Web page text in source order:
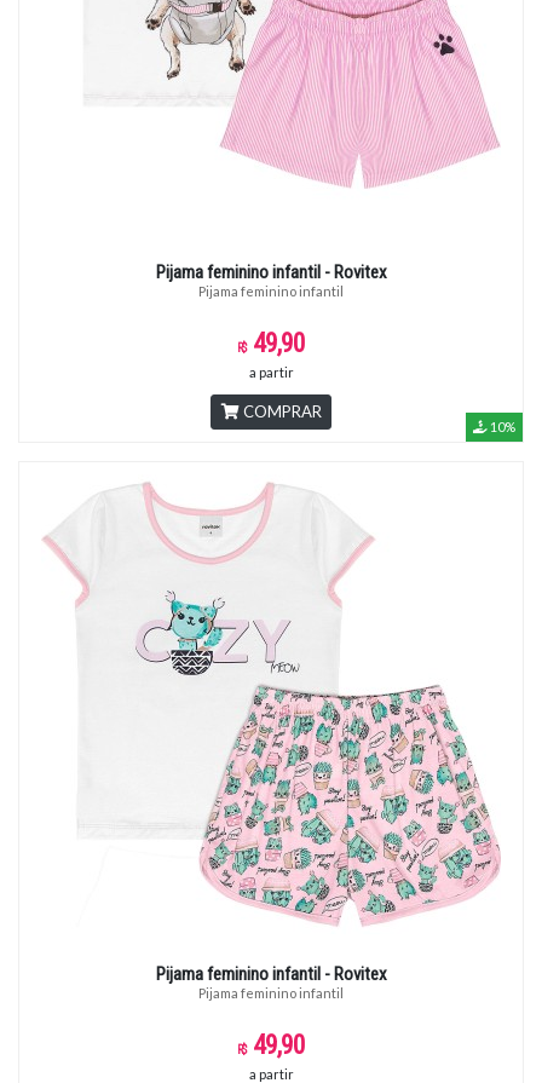
Pijama feminino infantil - Rovitex
Pijama feminino infantil
49,90
a partir
COMPRAR
10%
Pijama feminino infantil - Rovitex
Pijama feminino infantil
49,90
a partir